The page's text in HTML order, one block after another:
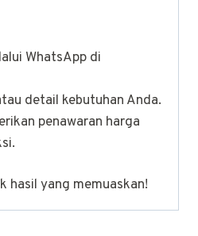
WhatsApp di
detail kebutuhan Anda.
penawaran harga
hasil yang memuaskan!